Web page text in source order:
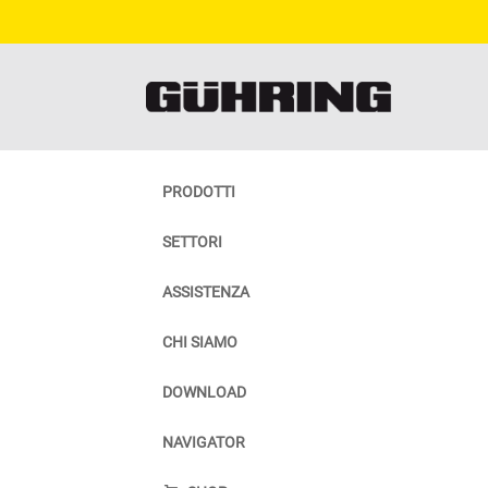
PRODOTTI
SETTORI
ASSISTENZA
CHI SIAMO
DOWNLOAD
NAVIGATOR